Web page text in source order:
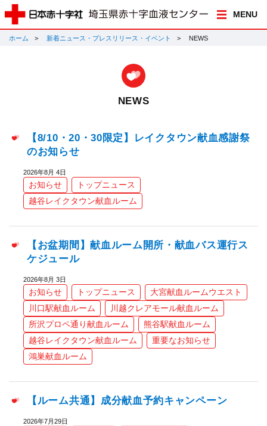
MENU
ホーム 新着ニュース・プレスリリース・イベント NEWS
NEWS
【8/10・20・30限定】レイクタウン献血感謝祭
のお知らせ
2026年8月 4日
お知らせ
トップニュース
越谷レイクタウン献血ルーム
【お盆期間】献血ルーム開所・献血バス運行ス
ケジュール
2026年8月 3日
お知らせ トップニュース
大宮献血ルームウエスト
川口駅献血ルーム
川越クレアモール献血ルーム
所沢プロペ通り献血ルーム
熊谷駅献血ルーム
越谷レイクタウン献血ルーム
重要なお知らせ
鴻巣献血ルーム
【ルーム共通】成分献血予約キャンペーン
2026年7月29日